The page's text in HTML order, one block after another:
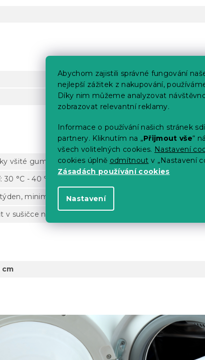
Abychom zajistili správné fungování
nejlepší zážitek z nakupování,
Díky nim můžeme analyzovat
zobrazovat relevantní reklamy.
Informace o používání našich stránek
partnery. Kliknutím na „Přijmout vše“
všech volitelných cookies. Nastavení
cookies úplně odmítnout v „Nastavení
Zásadách používání cookies
Nastavení
všité gumě výborně drží na posteli
°C - 40 °C (dle štítku výrobce)
minimálně 1x za 14 dní
v sušičce na nízké teploty
cm